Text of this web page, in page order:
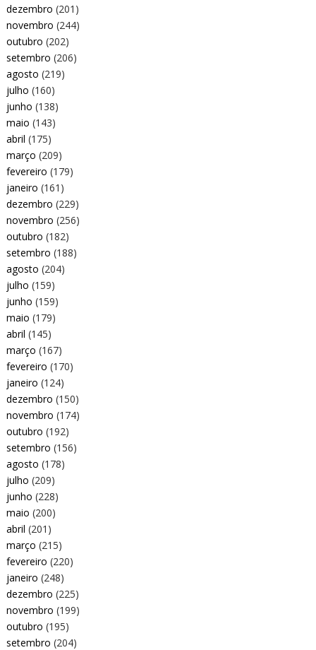
dezembro (201)
novembro (244)
outubro (202)
setembro (206)
agosto (219)
julho (160)
junho (138)
maio (143)
abril (175)
março (209)
fevereiro (179)
janeiro (161)
dezembro (229)
novembro (256)
outubro (182)
setembro (188)
agosto (204)
julho (159)
junho (159)
maio (179)
abril (145)
março (167)
fevereiro (170)
janeiro (124)
dezembro (150)
novembro (174)
outubro (192)
setembro (156)
agosto (178)
julho (209)
junho (228)
maio (200)
abril (201)
março (215)
fevereiro (220)
janeiro (248)
dezembro (225)
novembro (199)
outubro (195)
setembro (204)